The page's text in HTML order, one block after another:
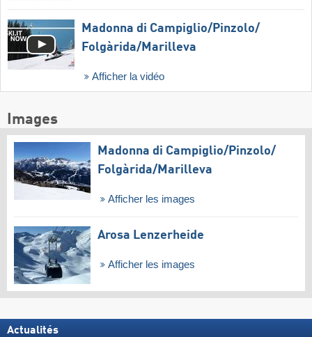
Madonna di Campiglio/​Pinzolo/​
Folgàrida/​Marilleva
Afficher la vidéo
Images
Madonna di Campiglio/​Pinzolo/​
Folgàrida/​Marilleva
Afficher les images
Arosa Lenzerheide
Afficher les images
Actualités